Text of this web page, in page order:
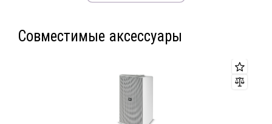
перфорированная сталь/вспененный полимер/сетка из
Цвет серый
Совместимые аксессуары